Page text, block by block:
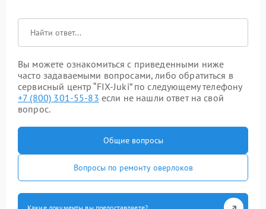
Вы можете ознакомиться с приведенными ниже
часто задаваемыми вопросами, либо обратиться в
сервисный центр “FIX-Juki” по следующему телефону
+7 (800) 301-55-83 если не нашли ответ на свой
вопрос.
Общие вопросы
Вопросы по ремонту оверлоков